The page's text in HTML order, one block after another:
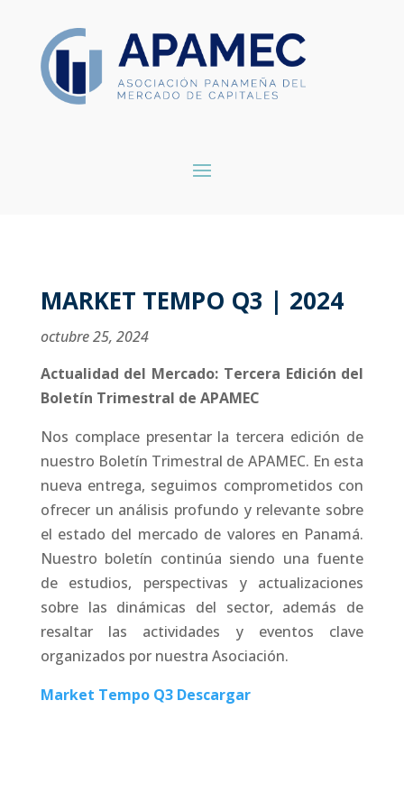
MARKET TEMPO Q3 | 2024
octubre 25, 2024
Actualidad del Mercado: Tercera Edición del
Boletín Trimestral de APAMEC
Nos complace presentar la tercera edición de
nuestro Boletín Trimestral de APAMEC. En esta
nueva entrega, seguimos comprometidos con
ofrecer un análisis profundo y relevante sobre
el estado del mercado de valores en Panamá.
Nuestro boletín continúa siendo una fuente
de estudios, perspectivas y actualizaciones
sobre las dinámicas del sector, además de
resaltar las actividades y eventos clave
organizados por nuestra Asociación.
Market Tempo Q3 Descargar